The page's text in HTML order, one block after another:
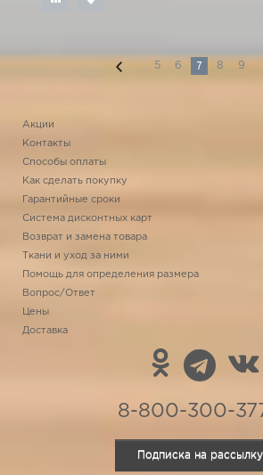
5 6 7 8 9
Акции
Контакты
Способы оплаты
Как сделать покупку
Гарантийные сроки
Система дисконтных карт
Возврат и замена товара
Ткани и уход за ними
Помощь для определения размера
Вопрос/Ответ
Цены
Доставка
8-800-300-
Подписка на рассылку